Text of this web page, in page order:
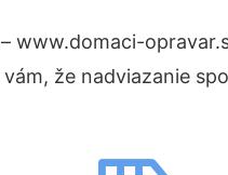
www.domaci-
že nadviazanie